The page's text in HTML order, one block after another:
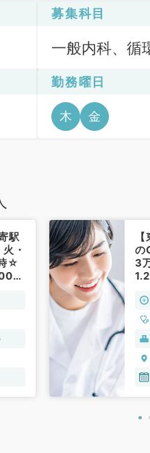
募集科目
一般内科、循
謝内科
勤務曜日
木 金
駅
・
☆
円
の
3